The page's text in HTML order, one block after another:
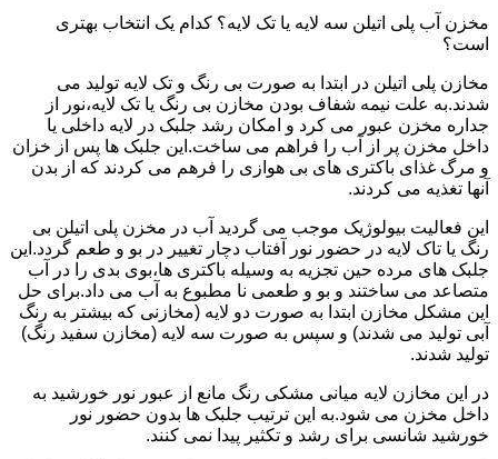
مخزن آب پلی اتیلن سه لایه یا تک لایه؟ کدام یک انتخاب بهتری
است؟
مخازن پلی اتیلن در ابتدا به صورت بی رنگ و تک لایه تولید می
شدند.به علت نیمه شفاف بودن مخازن بی رنگ یا تک لایه،نور از
جداره مخزن عبور می کرد و امکان رشد جلبک در لایه داخلی یا
داخل مخزن پر از آب را فراهم می ساخت.این جلبک ها پس از خزان
و مرگ غذای باکتری های بی هوازی را فرهم می کردند که از بدن
آنها تغذیه می کردند.
این فعالیت بیولوژیک موجب می گردید آب در مخزن پلی اتیلن بی
رنگ یا تاک لایه در حضور نور آفتاب دچار تغییر در بو و طعم گردد.این
جلبک های مرده حین تجزیه به وسیله باکتری ها،بوی بدی را در آب
متصاعد می ساختند و بو و طعمی نا مطبوع به آب می داد.برای حل
این مشکل مخازن ابتدا به صورت دو لایه (مخازنی که بیشتر به رنگ
آبی تولید می شدند) و سپس به صورت سه لایه (مخازن سفید رنگ)
تولید شدند.
در این مخازن لایه میانی مشکی رنگ مانع از عبور نور خورشید به
داخل مخزن می شود.به این ترتیب جلبک ها بدون حضور نور
خورشید شانسی برای رشد و تکثیر پیدا نمی کنند.